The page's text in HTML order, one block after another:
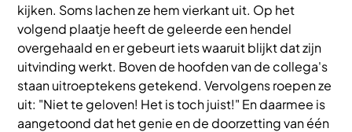
kijken. Soms lachen ze hem vierkant uit. Op het
volgend plaatje heeft de geleerde een hendel
overgehaald en er gebeurt iets waaruit blijkt dat zijn
uitvinding werkt. Boven de hoofden van de collega's
staan uitroeptekens getekend. Vervolgens roepen ze
uit: "Niet te geloven! Het is toch juist!" En daarmee is
aangetoond dat het genie en de doorzetting van één